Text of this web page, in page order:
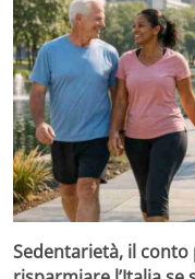
Sedentarietà, il